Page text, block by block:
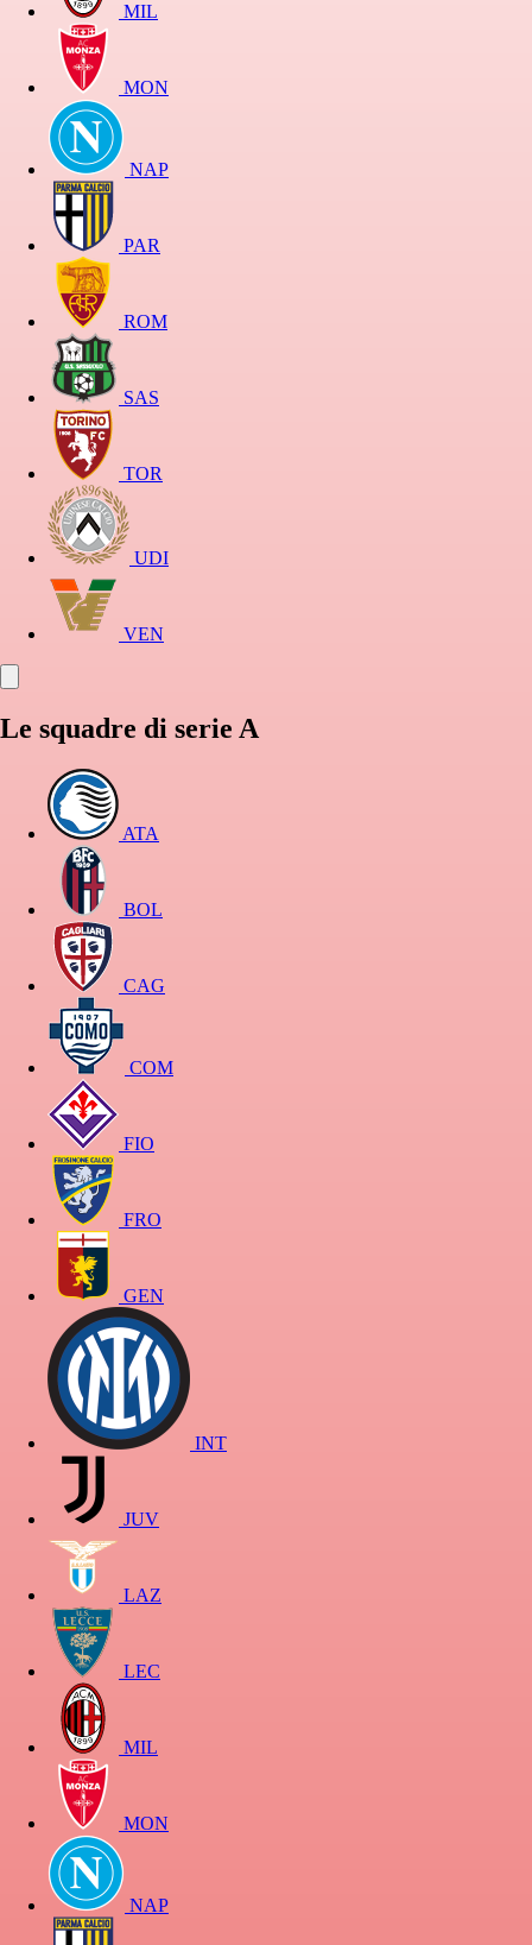
MIL
MON
NAP
PAR
ROM
SAS
TOR
UDI
VEN
Le squadre di serie A
ATA
BOL
CAG
COM
FIO
FRO
GEN
INT
JUV
LAZ
LEC
MIL
MON
NAP